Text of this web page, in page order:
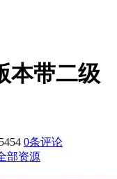
本带二级
0条评论